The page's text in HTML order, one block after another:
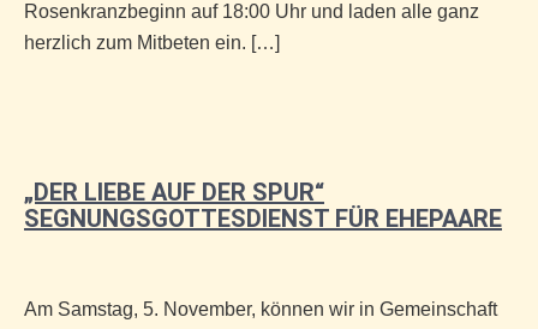
Rosenkranzbeginn auf 18:00 Uhr und laden alle ganz
herzlich zum Mitbeten ein. […]
„DER LIEBE AUF DER SPUR“
SEGNUNGSGOTTESDIENST FÜR EHEPAARE
Am Samstag, 5. November, können wir in Gemeinschaft